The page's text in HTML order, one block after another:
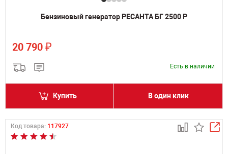
Бензиновый генератор РЕСАНТА БГ 2500 Р
20 790 ₽
Есть в наличии
Купить В один клик
Код товара: 117927